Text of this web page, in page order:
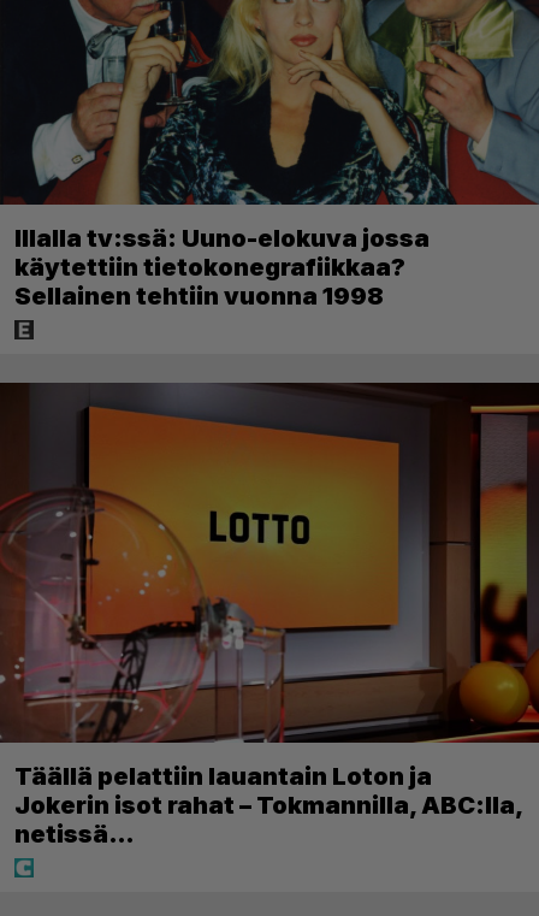
Illalla tv:ssä: Uuno-elokuva jossa
käytettiin tietokonegrafiikkaa?
Sellainen tehtiin vuonna 1998
Täällä pelattiin lauantain Loton ja
Jokerin isot rahat – Tokmannilla, ABC:lla,
netissä…